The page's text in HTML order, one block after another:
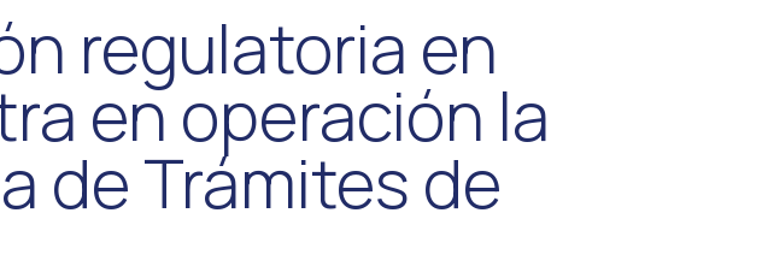
regulatoria en
en operación la
de Trámites de